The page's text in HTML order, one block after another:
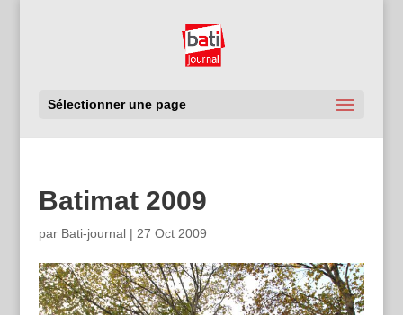
Sélectionner une page
Batimat 2009
par Bati-journal| 27 Oct 2009